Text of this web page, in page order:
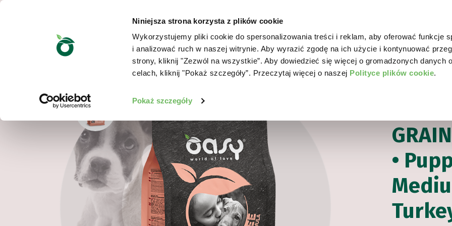
Niniejsza strona korzysta z plików cookie
Wykorzystujemy pliki cookie do spersonalizowania treści i reklam, aby oferować funkcje
i analizować ruch w naszej witrynie. Aby wyrazić zgodę na ich użycie i kontynuować
strony, kliknij "Zezwól na wszystkie”. Aby dowiedzieć się więcej o gromadzonych danych
celach, kliknij "Pokaż szczegóły”. Przeczytaj więcej o naszej Polityce plików cookie.
Pokaż szczegóły
WORLD OF LOVE DLA PSA DLA KOTA
•